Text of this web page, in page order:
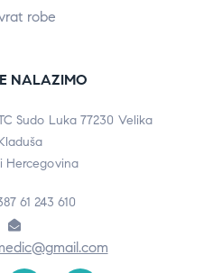
robe
NALAZIMO
Sudo Luka 77230 Velika
Hercegovina
61 243 610